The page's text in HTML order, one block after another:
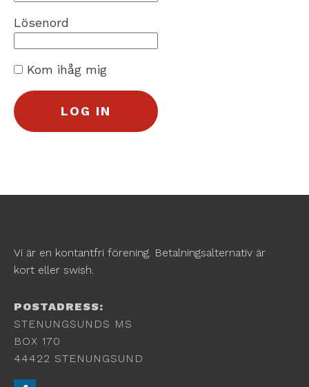
Lösenord
Kom ihåg mig
Vi är en kontantfri förening. Betalningsalternativ är
kort eller swish.
POSTADRESS:
STENUNGSUNDS MS
BOX 170
44422 STENUNGSUND